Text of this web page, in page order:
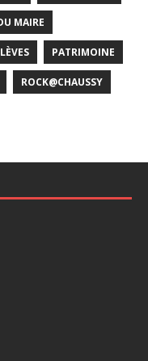
MAIRE
PATRIMOINE
ROCK@CHAUSSY